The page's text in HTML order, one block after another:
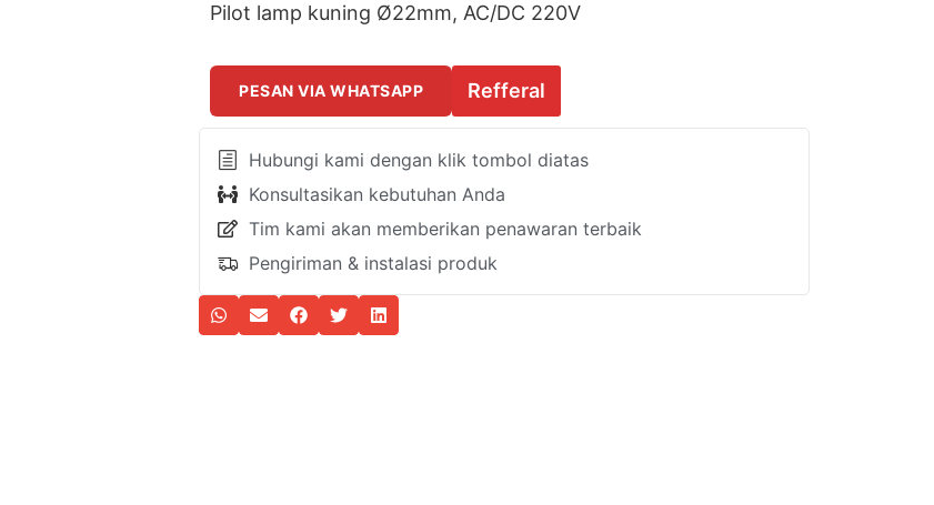
Pilot lamp kuning Ø22mm, AC/DC 220V
PESAN VIA WHATSAPP Refferal
Hubungi kami dengan klik tombol diatas
Konsultasikan kebutuhan Anda
Tim kami akan memberikan penawaran terbaik
Pengiriman & instalasi produk